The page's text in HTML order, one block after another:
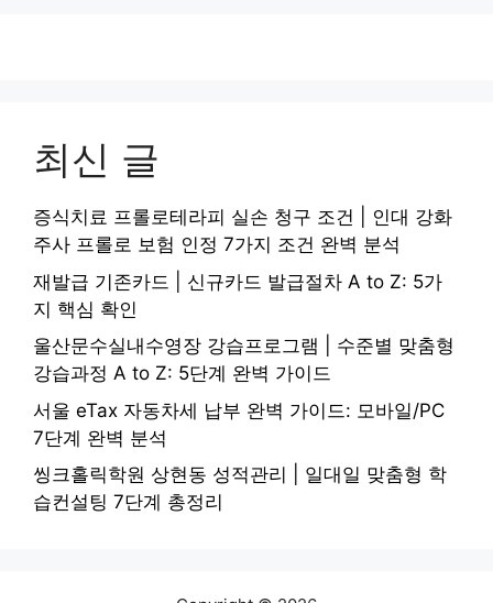
최신 글
증식치료 프롤로테라피 실손 청구 조건 | 인대 강화
주사 프롤로 보험 인정 7가지 조건 완벽 분석
재발급 기존카드 | 신규카드 발급절차 A to Z: 5가
지 핵심 확인
울산문수실내수영장 강습프로그램 | 수준별 맞춤형
강습과정 A to Z: 5단계 완벽 가이드
서울 eTax 자동차세 납부 완벽 가이드: 모바일/PC
7단계 완벽 분석
씽크홀릭학원 상현동 성적관리 | 일대일 맞춤형 학
습컨설팅 7단계 총정리